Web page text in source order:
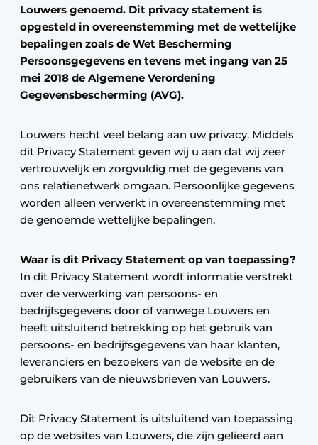
Louwers genoemd. Dit privacy statement is
opgesteld in overeenstemming met de wettelijke
bepalingen zoals de Wet Bescherming
Persoonsgegevens en tevens met ingang van 25
mei 2018 de Algemene Verordening
Gegevensbescherming (AVG).
Louwers hecht veel belang aan uw privacy. Middels
dit Privacy Statement geven wij u aan dat wij zeer
vertrouwelijk en zorgvuldig met de gegevens van
ons relatienetwerk omgaan. Persoonlijke gegevens
worden alleen verwerkt in overeenstemming met
de genoemde wettelijke bepalingen.
Waar is dit Privacy Statement op van toepassing?
In dit Privacy Statement wordt informatie verstrekt
over de verwerking van persoons- en
bedrijfsgegevens door of vanwege Louwers en
heeft uitsluitend betrekking op het gebruik van
persoons- en bedrijfsgegevens van haar klanten,
leveranciers en bezoekers van de website en de
gebruikers van de nieuwsbrieven van Louwers.
Dit Privacy Statement is uitsluitend van toepassing
op de websites van Louwers, die zijn gelieerd aan